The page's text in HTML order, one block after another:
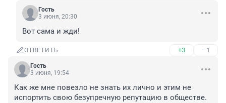
Гость
3 июня, 20:30
Вот сама и жди!
ОТВЕТИТЬ +3 –1
Гость
3 июня, 19:54
Как же мне повезло не знать их лично и этим не
испортить свою безупречную репутацию в обществе.